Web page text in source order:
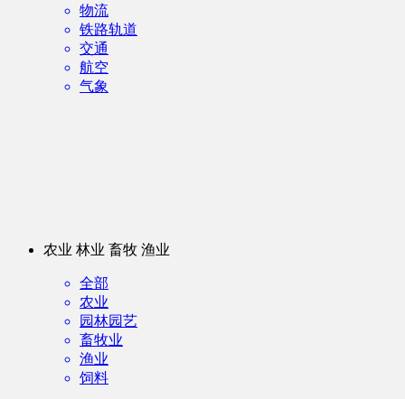
物流
铁路轨道
交通
航空
气象
农业 林业 畜牧 渔业
全部
农业
园林园艺
畜牧业
渔业
饲料